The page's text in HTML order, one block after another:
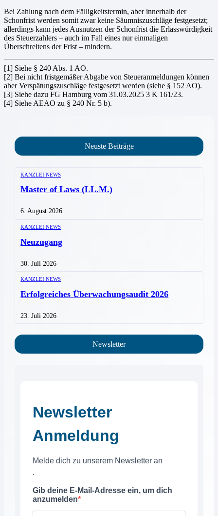
Bei Zahlung nach dem Fälligkeitstermin, aber innerhalb der
Schonfrist werden somit zwar keine Säumnis­zuschläge festgesetzt;
allerdings kann jedes Ausnutzen der Schonfrist die Erlasswürdigkeit
des Steuerzahlers – auch im Fall eines nur einmaligen
Überschreitens der Frist – mindern.
[1] Siehe § 240 Abs. 1 AO.
[2] Bei nicht fristgemäßer Abgabe von Steueranmeldungen können
aber Verspätungszuschläge festgesetzt werden (siehe § 152 AO).
[3] Siehe dazu FG Hamburg vom 31.03.2025 3 K 161/23.
[4] Siehe AEAO zu § 240 Nr. 5 b).
Neuste Beiträge
KANZLEI NEWS
Master of Laws (LL.M.)
6. August 2026
KANZLEI NEWS
Neuzugang
30. Juli 2026
KANZLEI NEWS
Erfolgreiches Überwachungsaudit 2026
23. Juli 2026
Newsletter
Newsletter
Anmeldung
Melde dich zu unserem Newsletter an
.
Gib deine E-Mail-Adresse ein, um dich
anzumelden